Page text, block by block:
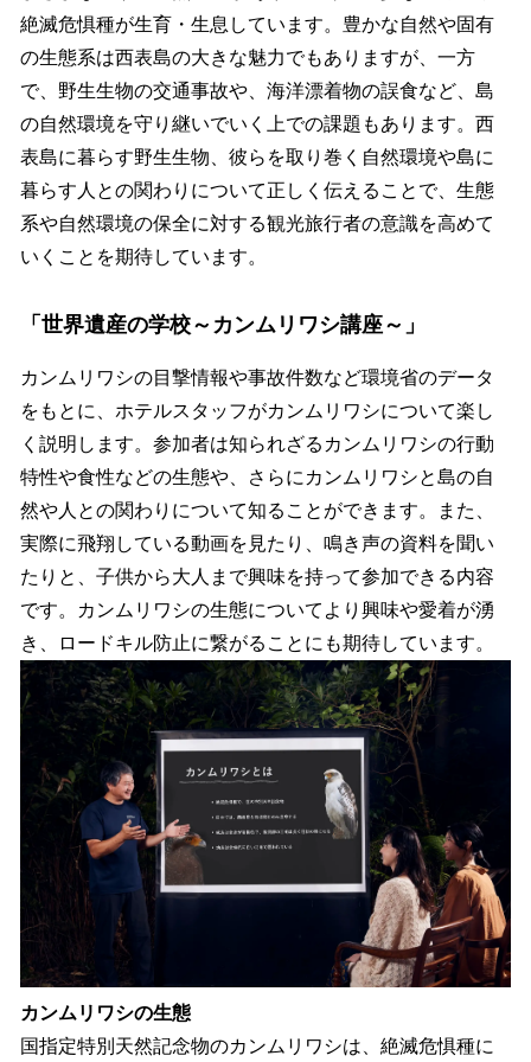
絶滅危惧種が⽣育・⽣息しています。豊かな自然や固有
の生態系は西表島の大きな魅力でもありますが、一方
で、野生生物の交通事故や、海洋漂着物の誤食など、島
の自然環境を守り継いでいく上での課題もあります。西
表島に暮らす野生生物、彼らを取り巻く自然環境や島に
暮らす人との関わりについて正しく伝えることで、生態
系や自然環境の保全に対する観光旅行者の意識を高めて
いくことを期待しています。
「世界遺産の学校～カンムリワシ講座～」
カンムリワシの目撃情報や事故件数など環境省のデータ
をもとに、ホテルスタッフがカンムリワシについて楽し
く説明します。参加者は知られざるカンムリワシの行動
特性や食性などの生態や、さらにカンムリワシと島の自
然や人との関わりについて知ることができます。また、
実際に飛翔している動画を見たり、鳴き声の資料を聞い
たりと、子供から大人まで興味を持って参加できる内容
です。カンムリワシの生態についてより興味や愛着が湧
き、ロードキル防止に繋がることにも期待しています。
カンムリワシの生態
国指定特別天然記念物のカンムリワシは、絶滅危惧種に